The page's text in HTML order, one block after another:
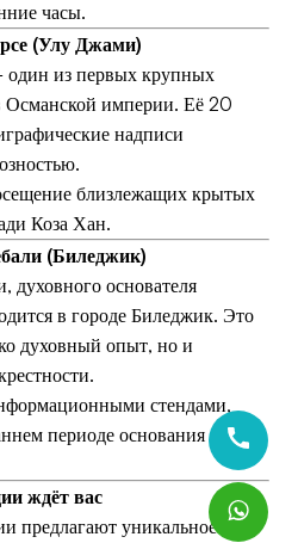
часы.
(Улу Джами)
из первых крупных
Османской империи. Её 20
надписи
близлежащих крытых
Коза Хан.
(Биледжик)
основателя
в городе Биледжик. Это
духовный опыт, но и
стендами,
периоде основания
ждёт вас
предлагают уникальное